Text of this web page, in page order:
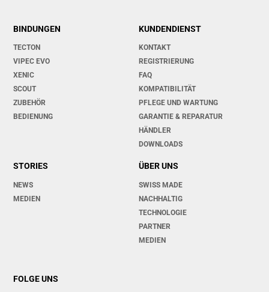
BINDUNGEN
TECTON
VIPEC EVO
XENIC
SCOUT
ZUBEHÖR
BEDIENUNG
KUNDENDIENST
KONTAKT
REGISTRIERUNG
FAQ
KOMPATIBILITÄT
PFLEGE UND WARTUNG
GARANTIE & REPARATUR
HÄNDLER
DOWNLOADS
STORIES
NEWS
MEDIEN
ÜBER UNS
SWISS MADE
NACHHALTIG
TECHNOLOGIE
PARTNER
MEDIEN
FOLGE UNS